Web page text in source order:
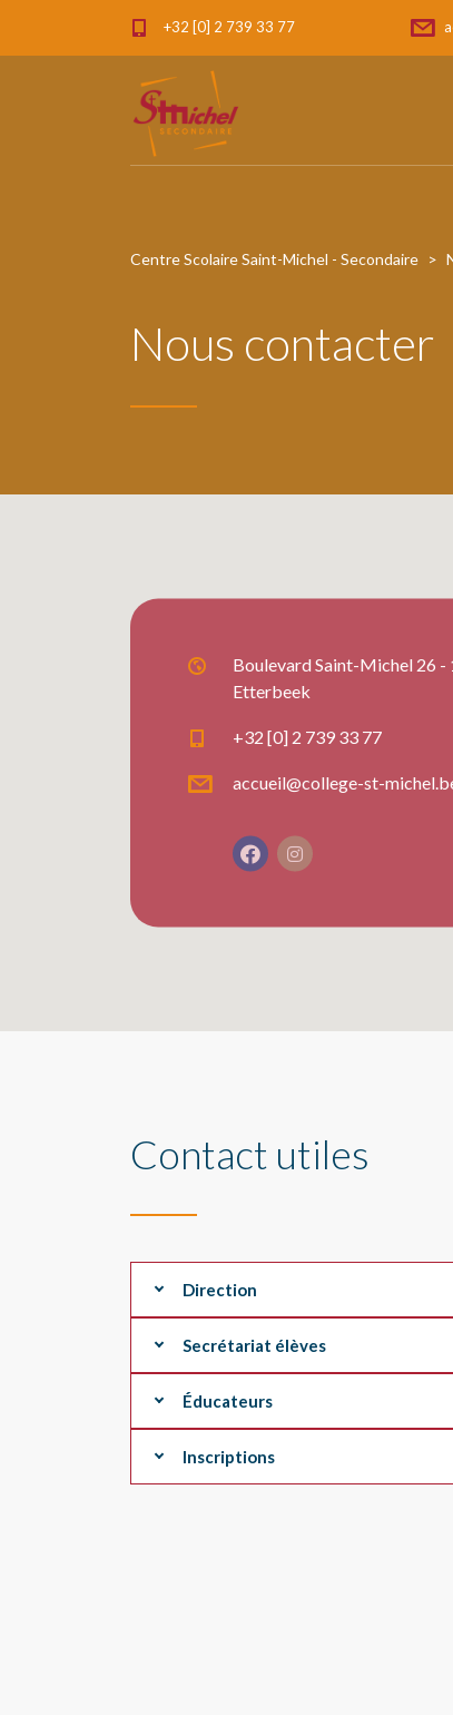
+32 [0] 2 739 33 77
Centre Scolaire Saint-Michel - Secondaire >
Nous contacter
Boulevard Saint-Michel 26 -
Etterbeek
+32 [0] 2 739 33 77
accueil@college-st-
Contact utiles
Direction
Secrétariat élèves
Éducateurs
Inscriptions